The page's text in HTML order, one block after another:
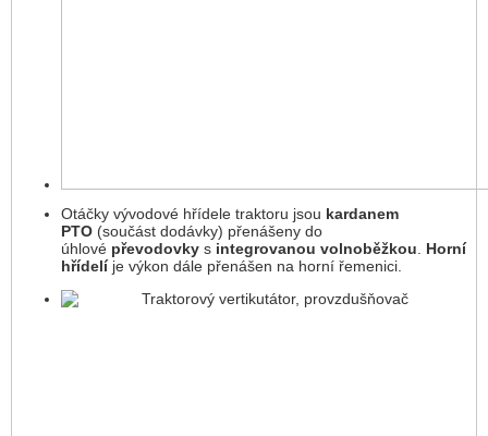
Otáčky vývodové hřídele traktoru jsou kardanem
PTO (součást dodávky) přenášeny do
úhlové převodovky s integrovanou volnoběžkou
Horní
hřídelíje výkon dále přenášen na horní řemenici.